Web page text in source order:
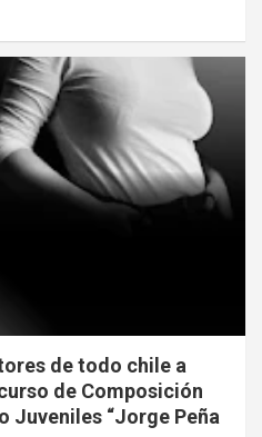
de todo chile a
de Composición
Juveniles “Jorge Peña